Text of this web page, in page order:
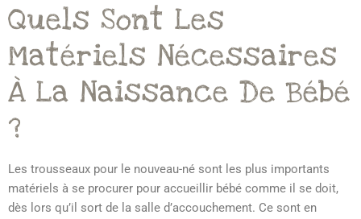
Quels Sont Les
Matériels Nécessaires
À La Naissance De Bébé
?
Les trousseaux pour le nouveau-né sont les plus importants
matériels à se procurer pour accueillir bébé comme il se doit,
dès lors qu’il sort de la salle d’accouchement. Ce sont en